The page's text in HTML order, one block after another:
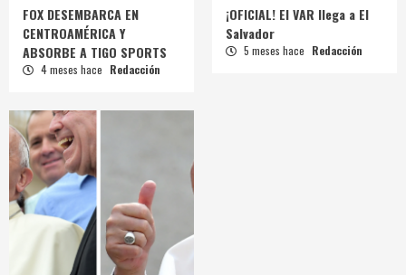
FOX DESEMBARCA EN
CENTROAMÉRICA Y
ABSORBE A TIGO SPORTS
4 meses hace Redacción
¡OFICIAL! El VAR llega a El
Salvador
5 meses hace Redacción